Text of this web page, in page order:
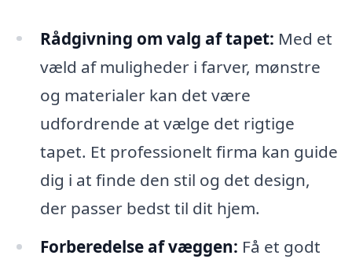
Rådgivning om valg af tapet: Med et
væld af muligheder i farver, mønstre
og materialer kan det være
udfordrende at vælge det rigtige
tapet. Et professionelt firma kan guide
dig i at finde den stil og det design,
der passer bedst til dit hjem.
Forberedelse af væggen: Få et godt